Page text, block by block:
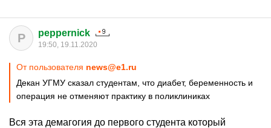
P peppernick
19:50, 19.11.2020
От пользователя news@e1.ru
Декан УГМУ сказал студентам, что диабет, беременность и
операция не отменяют практику в поликлиниках
Вся эта демагогия до первого студента который